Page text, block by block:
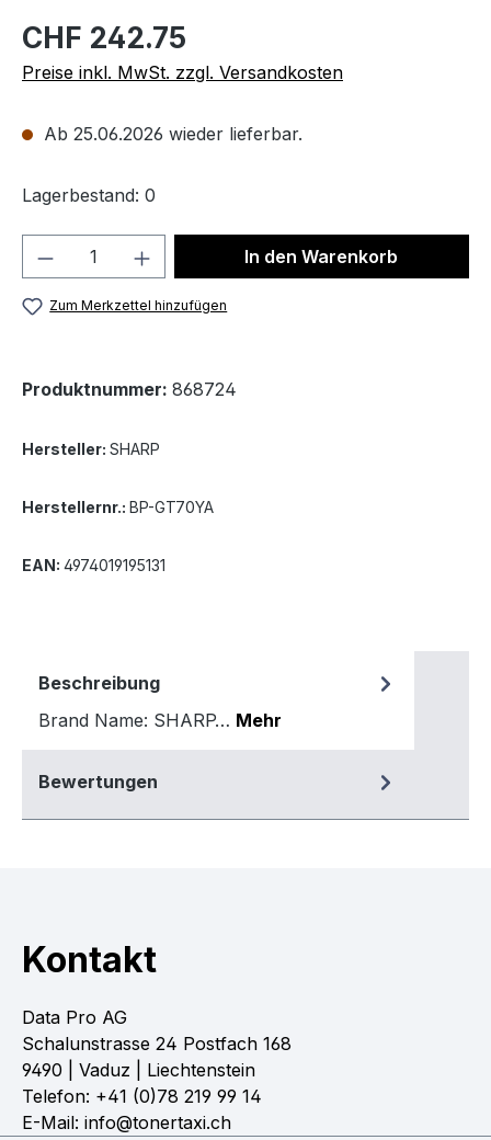
CHF 242.75
Preise inkl. MwSt. zzgl. Versandkosten
Ab 25.06.2026 wieder lieferbar.
Lagerbestand: 0
Produkt Anzahl: Gib denIn den Warenkorb
Zum Merkzettel hinzufügen
Produktnummer: 868724
Hersteller: SHARP
Herstellernr.: BP-GT70YA
EAN: 4974019195131
Beschreibung
Brand Name: SHARP… Mehr
Bewertungen
Kontakt
Data Pro AG
Schalunstrasse 24 Postfach 168
9490 | Vaduz | Liechtenstein
Telefon: +41 (0)78 219 99 14
E-Mail: info@tonertaxi.ch